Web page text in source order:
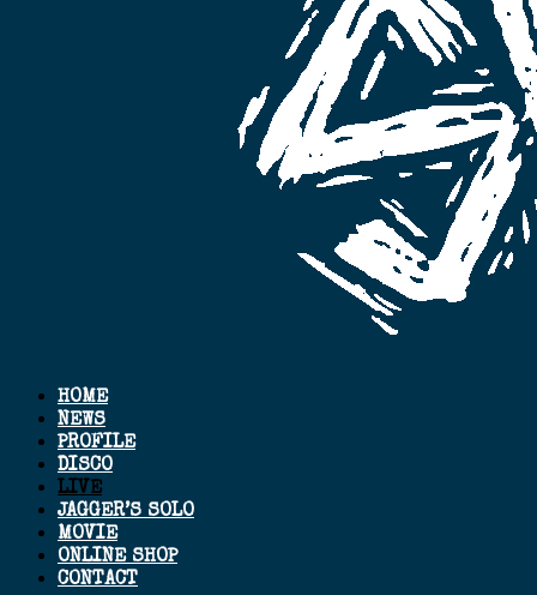
HOME
NEWS
PROFILE
DISCO
LIVE
JAGGER’S SOLO
MOVIE
ONLINE SHOP
CONTACT